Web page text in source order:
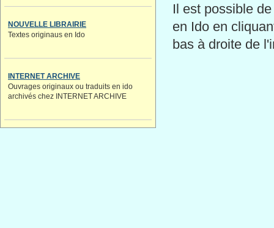
NOUVELLE LIBRAIRIE
Textes originaus en Ido
INTERNET ARCHIVE
Ouvrages originaux ou traduits en ido
archivés chez INTERNET ARCHIVE
Il est possible
en Ido en
bas à droite de